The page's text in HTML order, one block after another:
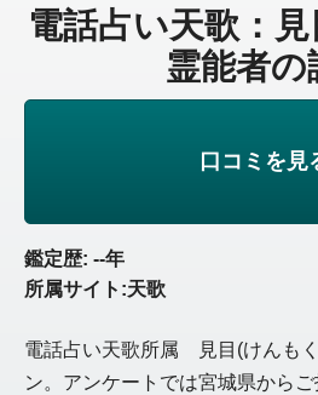
電話占い天歌：
霊能者の
口コミを見
鑑定歴: --年
所属サイト:天歌
電話占い天歌所属 見目(けんも
ン。アンケートでは宮城県から